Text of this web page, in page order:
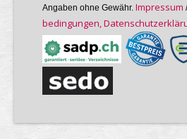
Angaben ohne Gewähr. Im­pres­sum
bedin­gungen,